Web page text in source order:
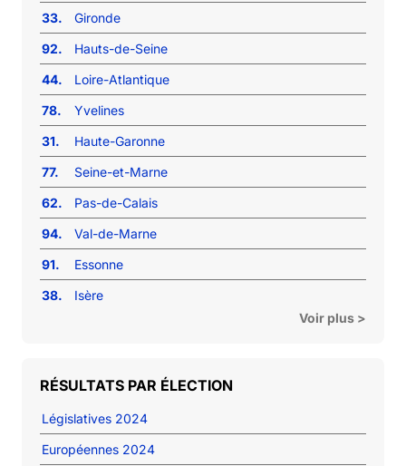
33.
Gironde
92.
Hauts-de-Seine
44.
Loire-Atlantique
78.
Yvelines
31.
Haute-Garonne
77.
Seine-et-Marne
62.
Pas-de-Calais
94.
Val-de-Marne
91.
Essonne
38.
Isère
Voir plus >
RÉSULTATS PAR ÉLECTION
Législatives 2024
Européennes 2024